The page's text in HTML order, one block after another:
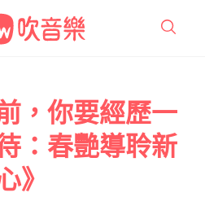
，你要經歷一
：春艷導聆新
》